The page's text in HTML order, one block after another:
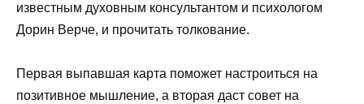
известным духовным консультантом и психологом
Дорин Верче, и прочитать толкование.
Первая выпавшая карта поможет настроиться на
позитивное мышление, а вторая даст совет на